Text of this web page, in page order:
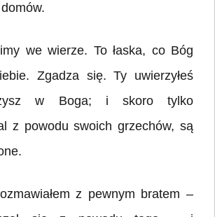
we wierze. To łaska, co Bóg
Zgadza się. Ty uwierzyłeś
w Boga; i skoro tylko
z powodu swoich grzechów, są
z pewnym bratem –